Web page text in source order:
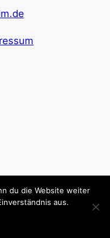
du die Website weiter
aus.